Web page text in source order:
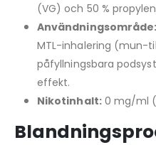
(VG) och 50 %
Användningsområde:
MTL-inhalering (mun-
påfyllningsbara
effekt.
Nikotinhalt:0 mg/ml